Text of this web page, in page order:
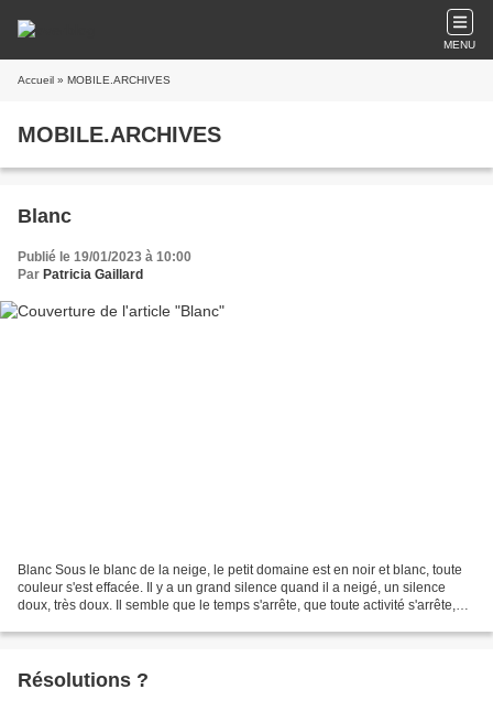
MENU
Accueil » MOBILE.ARCHIVES
MOBILE.ARCHIVES
Blanc
Publié le 19/01/2023 à 10:00
Par Patricia Gaillard
Blanc Sous le blanc de la neige, le petit domaine est en noir et blanc, toute
couleur s'est effacée. Il y a un grand silence quand il a neigé, un silence
doux, très doux. Il semble que le temps s'arrête, que toute activité s'arrête,
Résolutions ?